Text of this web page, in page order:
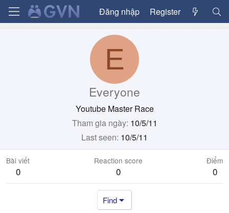
Đăng nhập Register
E
Everyone
Youtube Master Race
Tham gia ngày 10/5/11
Last seen 10/5/11
Bài viết
0
Reaction score
0
Điểm
0
Find